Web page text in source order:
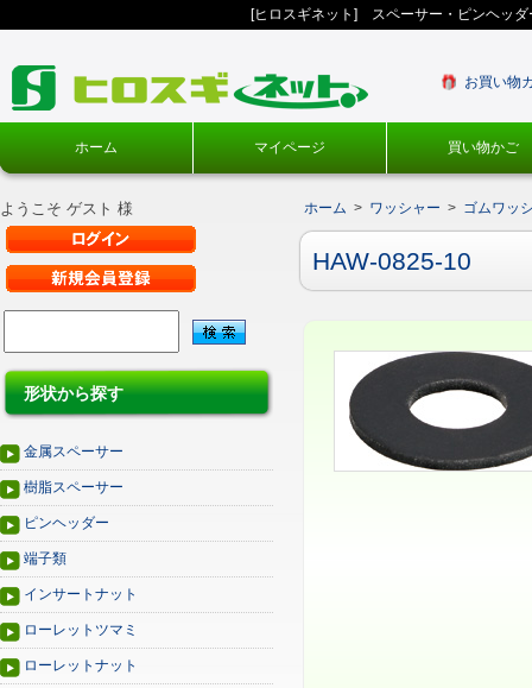
[ヒロスギネット] スペーサー・ピンヘッ
お買い物
ホーム マイページ 買い物かご
ようこそ ゲスト 様
形状から探す
金属スペーサー
樹脂スペーサー
ピンヘッダー
端子類
インサートナット
ローレットツマミ
ローレットナット
ホーム > ワッシャー > ゴムワッ
HAW-0825-10